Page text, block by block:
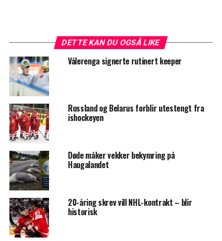
DETTE KAN DU OGSÅ LIKE
Vålerenga signerte rutinert keeper
Russland og Belarus forblir utestengt fra
ishockeyen
Døde måker vekker bekymring på
Haugalandet
20-åring skrev vill NHL-kontrakt – blir
historisk